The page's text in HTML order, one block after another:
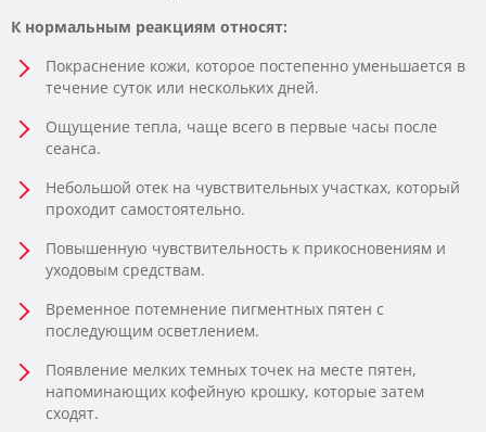
К нормальным реакциям относят:
Покраснение кожи, которое постепенно уменьшается в
течение суток или нескольких дней.
Ощущение тепла, чаще всего в первые часы после
сеанса.
Небольшой отек на чувствительных участках, который
проходит самостоятельно.
Повышенную чувствительность к прикосновениям и
уходовым средствам.
Временное потемнение пигментных пятен с
последующим осветлением.
Появление мелких темных точек на месте пятен,
напоминающих кофейную крошку, которые затем
сходят.